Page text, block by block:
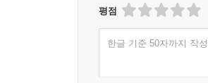
평점
한글 기준 50자까지 작